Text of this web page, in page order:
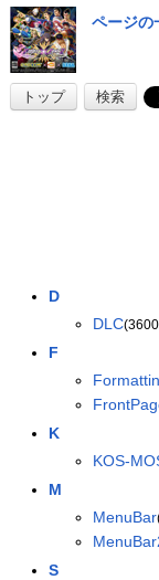
ページの
トップ 検索
D
DLC
F
K
KOS-
M
MenuBar
S